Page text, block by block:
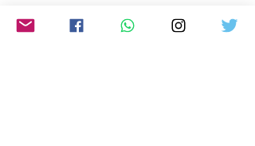
Foto: Divulgação